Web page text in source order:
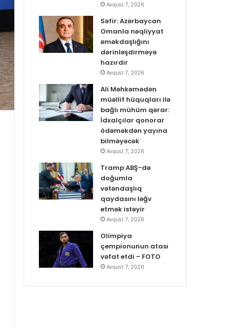
Avqust 7, 2026
Səfir: Azərbaycan
Omanla nəqliyyat
əməkdaşlığını
dərinləşdirməyə
hazırdır
Avqust 7, 2026
Ali Məhkəmədən
müəllif hüquqları ilə
bağlı mühüm qərar:
İdxalçılar qonorar
ödəməkdən yayına
bilməyəcək
Avqust 7, 2026
Tramp ABŞ-də
doğumla
vətəndaşlıq
qaydasını ləğv
etmək istəyir
Avqust 7, 2026
Olimpiya
çempionunun atası
vəfat etdi – FOTO
Avqust 7, 2026